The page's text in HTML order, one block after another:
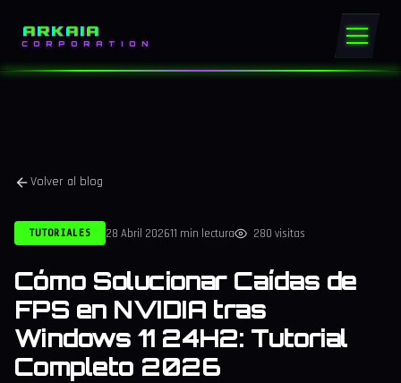
ARKAIA
CORPORATION
Volver al blog
TUTORIALES 28 Abril 202611 min lectura 280 visitas
Cómo Solucionar Caídas de
FPS en NVIDIA tras
Windows 11 24H2: Tutorial
Completo 2026